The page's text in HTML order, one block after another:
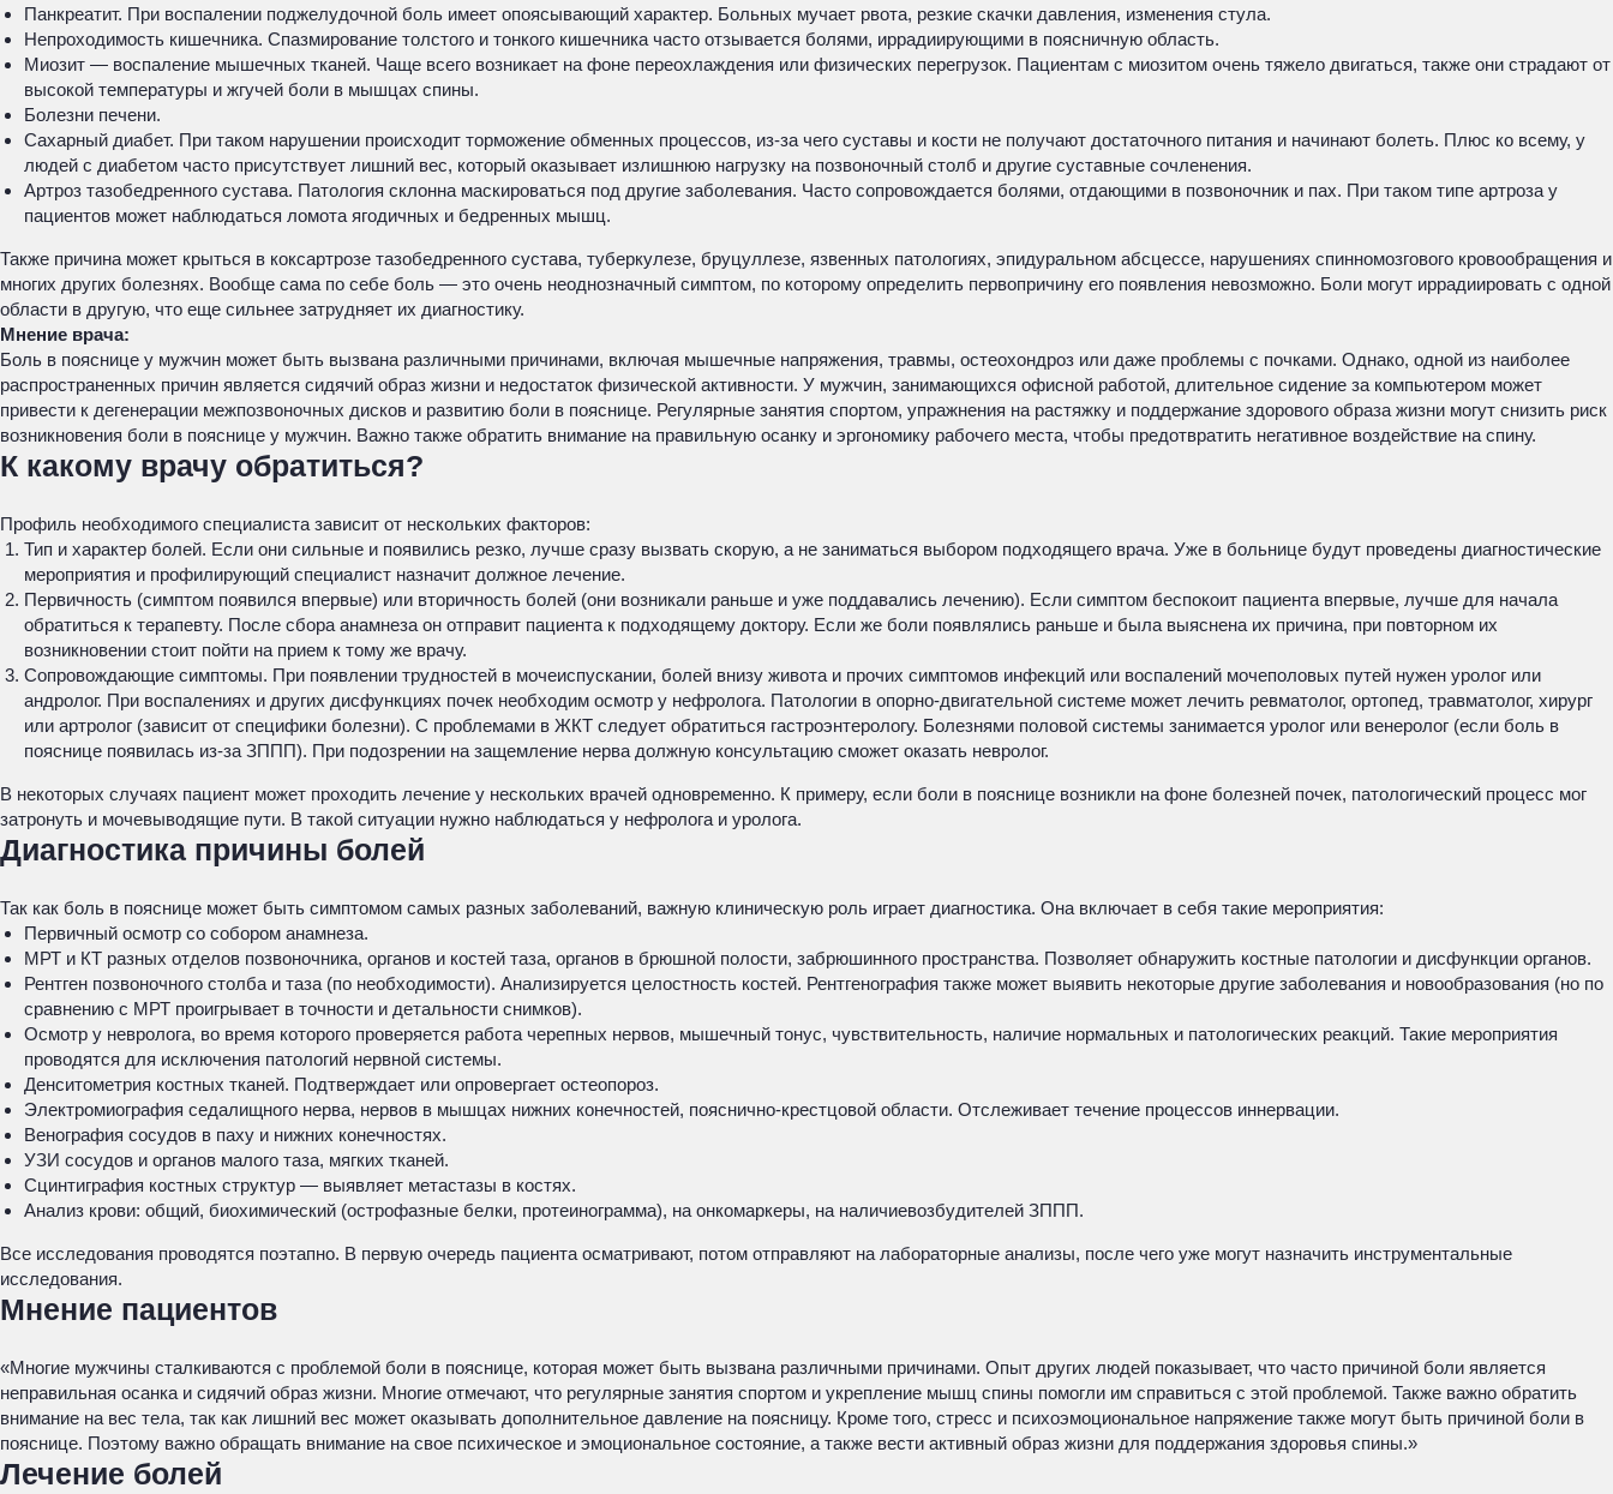
Панкреатит. При воспалении поджелудочной боль имеет опоясывающий характер. Больных мучает рвота, резкие скачки давления, изменения стула.
Непроходимость кишечника. Спазмирование толстого и тонкого кишечника часто отзывается болями, иррадиирующими в поясничную область.
Миозит — воспаление мышечных тканей. Чаще всего возникает на фоне переохлаждения или физических перегрузок. Пациентам с миозитом очень тяжело двигаться, также они страдают от
высокой температуры и жгучей боли в мышцах спины.
Болезни печени.
Сахарный диабет. При таком нарушении происходит торможение обменных процессов, из-за чего суставы и кости не получают достаточного питания и начинают болеть. Плюс ко всему, у
людей с диабетом часто присутствует лишний вес, который оказывает излишнюю нагрузку на позвоночный столб и другие суставные сочленения.
Артроз тазобедренного сустава. Патология склонна маскироваться под другие заболевания. Часто сопровождается болями, отдающими в позвоночник и пах. При таком типе артроза у
пациентов может наблюдаться ломота ягодичных и бедренных мышц.
Также причина может крыться в коксартрозе тазобедренного сустава, туберкулезе, бруцуллезе, язвенных патологиях, эпидуральном абсцессе, нарушениях спинномозгового кровообращения и
многих других болезнях. Вообще сама по себе боль — это очень неоднозначный симптом, по которому определить первопричину его появления невозможно. Боли могут иррадиировать с одной
области в другую, что еще сильнее затрудняет их диагностику.
Мнение врача:
Боль в пояснице у мужчин может быть вызвана различными причинами, включая мышечные напряжения, травмы, остеохондроз или даже проблемы с почками. Однако, одной из наиболее
распространенных причин является сидячий образ жизни и недостаток физической активности. У мужчин, занимающихся офисной работой, длительное сидение за компьютером может
привести к дегенерации межпозвоночных дисков и развитию боли в пояснице. Регулярные занятия спортом, упражнения на растяжку и поддержание здорового образа жизни могут снизить риск
возникновения боли в пояснице у мужчин. Важно также обратить внимание на правильную осанку и эргономику рабочего места, чтобы предотвратить негативное воздействие на спину.
К какому врачу обратиться?
Профиль необходимого специалиста зависит от нескольких факторов:
Тип и характер болей. Если они сильные и появились резко, лучше сразу вызвать скорую, а не заниматься выбором подходящего врача. Уже в больнице будут проведены диагностические
мероприятия и профилирующий специалист назначит должное лечение.
Первичность (симптом появился впервые) или вторичность болей (они возникали раньше и уже поддавались лечению). Если симптом беспокоит пациента впервые, лучше для начала
обратиться к терапевту. После сбора анамнеза он отправит пациента к подходящему доктору. Если же боли появлялись раньше и была выяснена их причина, при повторном их
возникновении стоит пойти на прием к тому же врачу.
Сопровождающие симптомы. При появлении трудностей в мочеиспускании, болей внизу живота и прочих симптомов инфекций или воспалений мочеполовых путей нужен уролог или
андролог. При воспалениях и других дисфункциях почек необходим осмотр у нефролога. Патологии в опорно-двигательной системе может лечить ревматолог, ортопед, травматолог, хирург
или артролог (зависит от специфики болезни). С проблемами в ЖКТ следует обратиться гастроэнтерологу. Болезнями половой системы занимается уролог или венеролог (если боль в
пояснице появилась из-за ЗППП). При подозрении на защемление нерва должную консультацию сможет оказать невролог.
В некоторых случаях пациент может проходить лечение у нескольких врачей одновременно. К примеру, если боли в пояснице возникли на фоне болезней почек, патологический процесс мог
затронуть и мочевыводящие пути. В такой ситуации нужно наблюдаться у нефролога и уролога.
Диагностика причины болей
Так как боль в пояснице может быть симптомом самых разных заболеваний, важную клиническую роль играет диагностика. Она включает в себя такие мероприятия:
Первичный осмотр со собором анамнеза.
МРТ и КТ разных отделов позвоночника, органов и костей таза, органов в брюшной полости, забрюшинного пространства. Позволяет обнаружить костные патологии и дисфункции органов.
Рентген позвоночного столба и таза (по необходимости). Анализируется целостность костей. Рентгенография также может выявить некоторые другие заболевания и новообразования (но по
сравнению с МРТ проигрывает в точности и детальности снимков).
Осмотр у невролога, во время которого проверяется работа черепных нервов, мышечный тонус, чувствительность, наличие нормальных и патологических реакций. Такие мероприятия
проводятся для исключения патологий нервной системы.
Денситометрия костных тканей. Подтверждает или опровергает остеопороз.
Электромиография седалищного нерва, нервов в мышцах нижних конечностей, пояснично-крестцовой области. Отслеживает течение процессов иннервации.
Венография сосудов в паху и нижних конечностях.
УЗИ сосудов и органов малого таза, мягких тканей.
Сцинтиграфия костных структур — выявляет метастазы в костях.
Анализ крови: общий, биохимический (острофазные белки, протеинограмма), на онкомаркеры, на наличиевозбудителей ЗППП.
Все исследования проводятся поэтапно. В первую очередь пациента осматривают, потом отправляют на лабораторные анализы, после чего уже могут назначить инструментальные
исследования.
Мнение пациентов
«Многие мужчины сталкиваются с проблемой боли в пояснице, которая может быть вызвана различными причинами. Опыт других людей показывает, что часто причиной боли является
неправильная осанка и сидячий образ жизни. Многие отмечают, что регулярные занятия спортом и укрепление мышц спины помогли им справиться с этой проблемой. Также важно обратить
внимание на вес тела, так как лишний вес может оказывать дополнительное давление на поясницу. Кроме того, стресс и психоэмоциональное напряжение также могут быть причиной боли в
пояснице. Поэтому важно обращать внимание на свое психическое и эмоциональное состояние, а также вести активный образ жизни для поддержания здоровья спины.»
Лечение болей